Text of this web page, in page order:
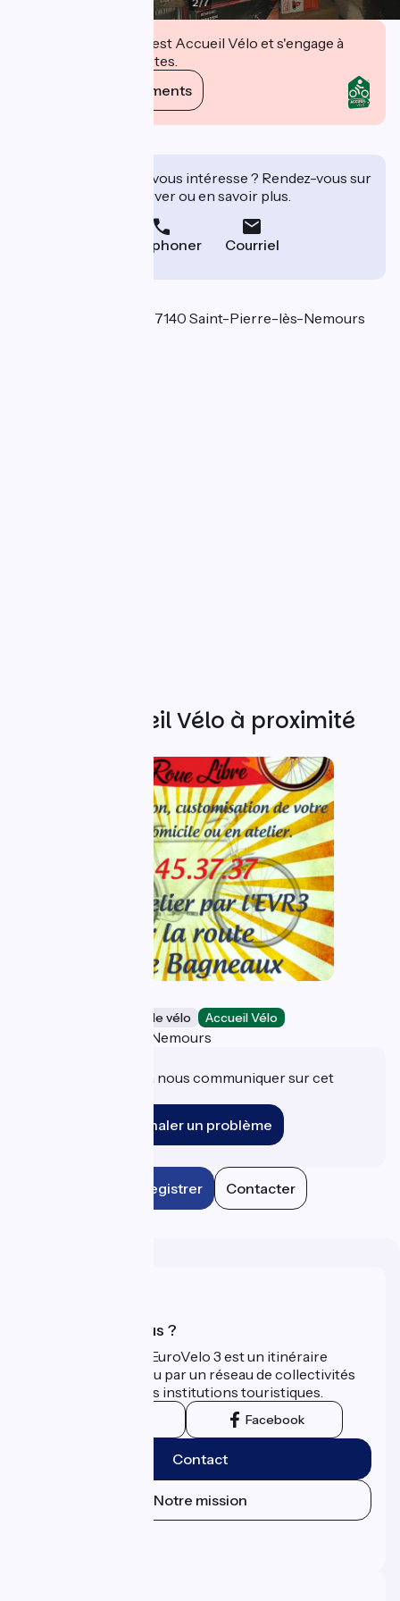
Cet établissement est Accueil Vélo et s'engage à
accueillir des cyclistes.
Voir ses engagements
Cet établissement vous intéresse ? Rendez-vous sur
leur site pour réserver ou en savoir plus.
Téléphoner Courriel
97 rue de Bagneaux 77140 Saint-Pierre-lès-Nemours
Autres Accueil Vélo à proximité
Loueurs/réparateurs de vélo Accueil Vélo
Saint-Pierre-lès-Nemours
Une information à nous communiquer sur cet
Signaler un problème
Enregistrer Contacter
Qui sommes-nous ?
La Scandibérique-EuroVelo 3 est un itinéraire
développé et promu par un réseau de collectivités
territoriales et leurs institutions touristiques.
Facebook
Contact
Notre mission